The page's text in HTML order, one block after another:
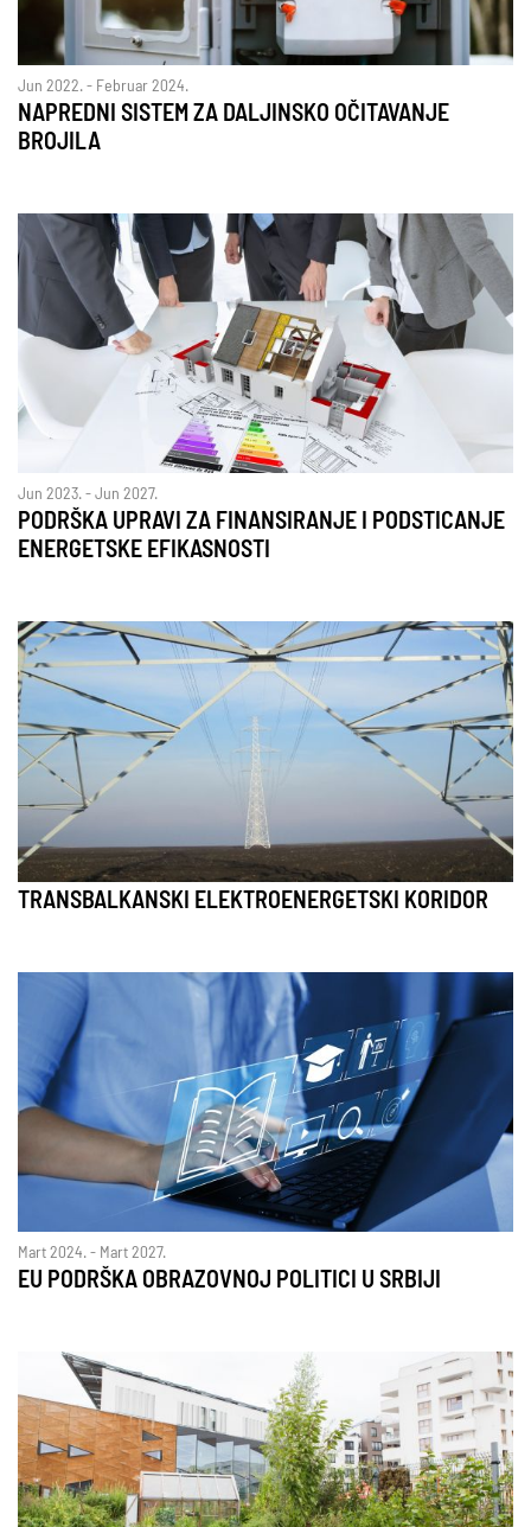
Jun 2022. - Februar 2024.
NAPREDNI SISTEM ZA DALJINSKO OČITAVANJE
BROJILA
Jun 2023. - Jun 2027.
PODRŠKA UPRAVI ZA FINANSIRANJE I PODSTICANJE
ENERGETSKE EFIKASNOSTI
TRANSBALKANSKI ELEKTROENERGETSKI KORIDOR
Mart 2024. - Mart 2027.
EU PODRŠKA OBRAZOVNOJ POLITICI U SRBIJI